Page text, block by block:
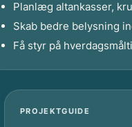
Planlæg altankasser,
Skab bedre belysning
Få styr på
PROJEKTGUIDE